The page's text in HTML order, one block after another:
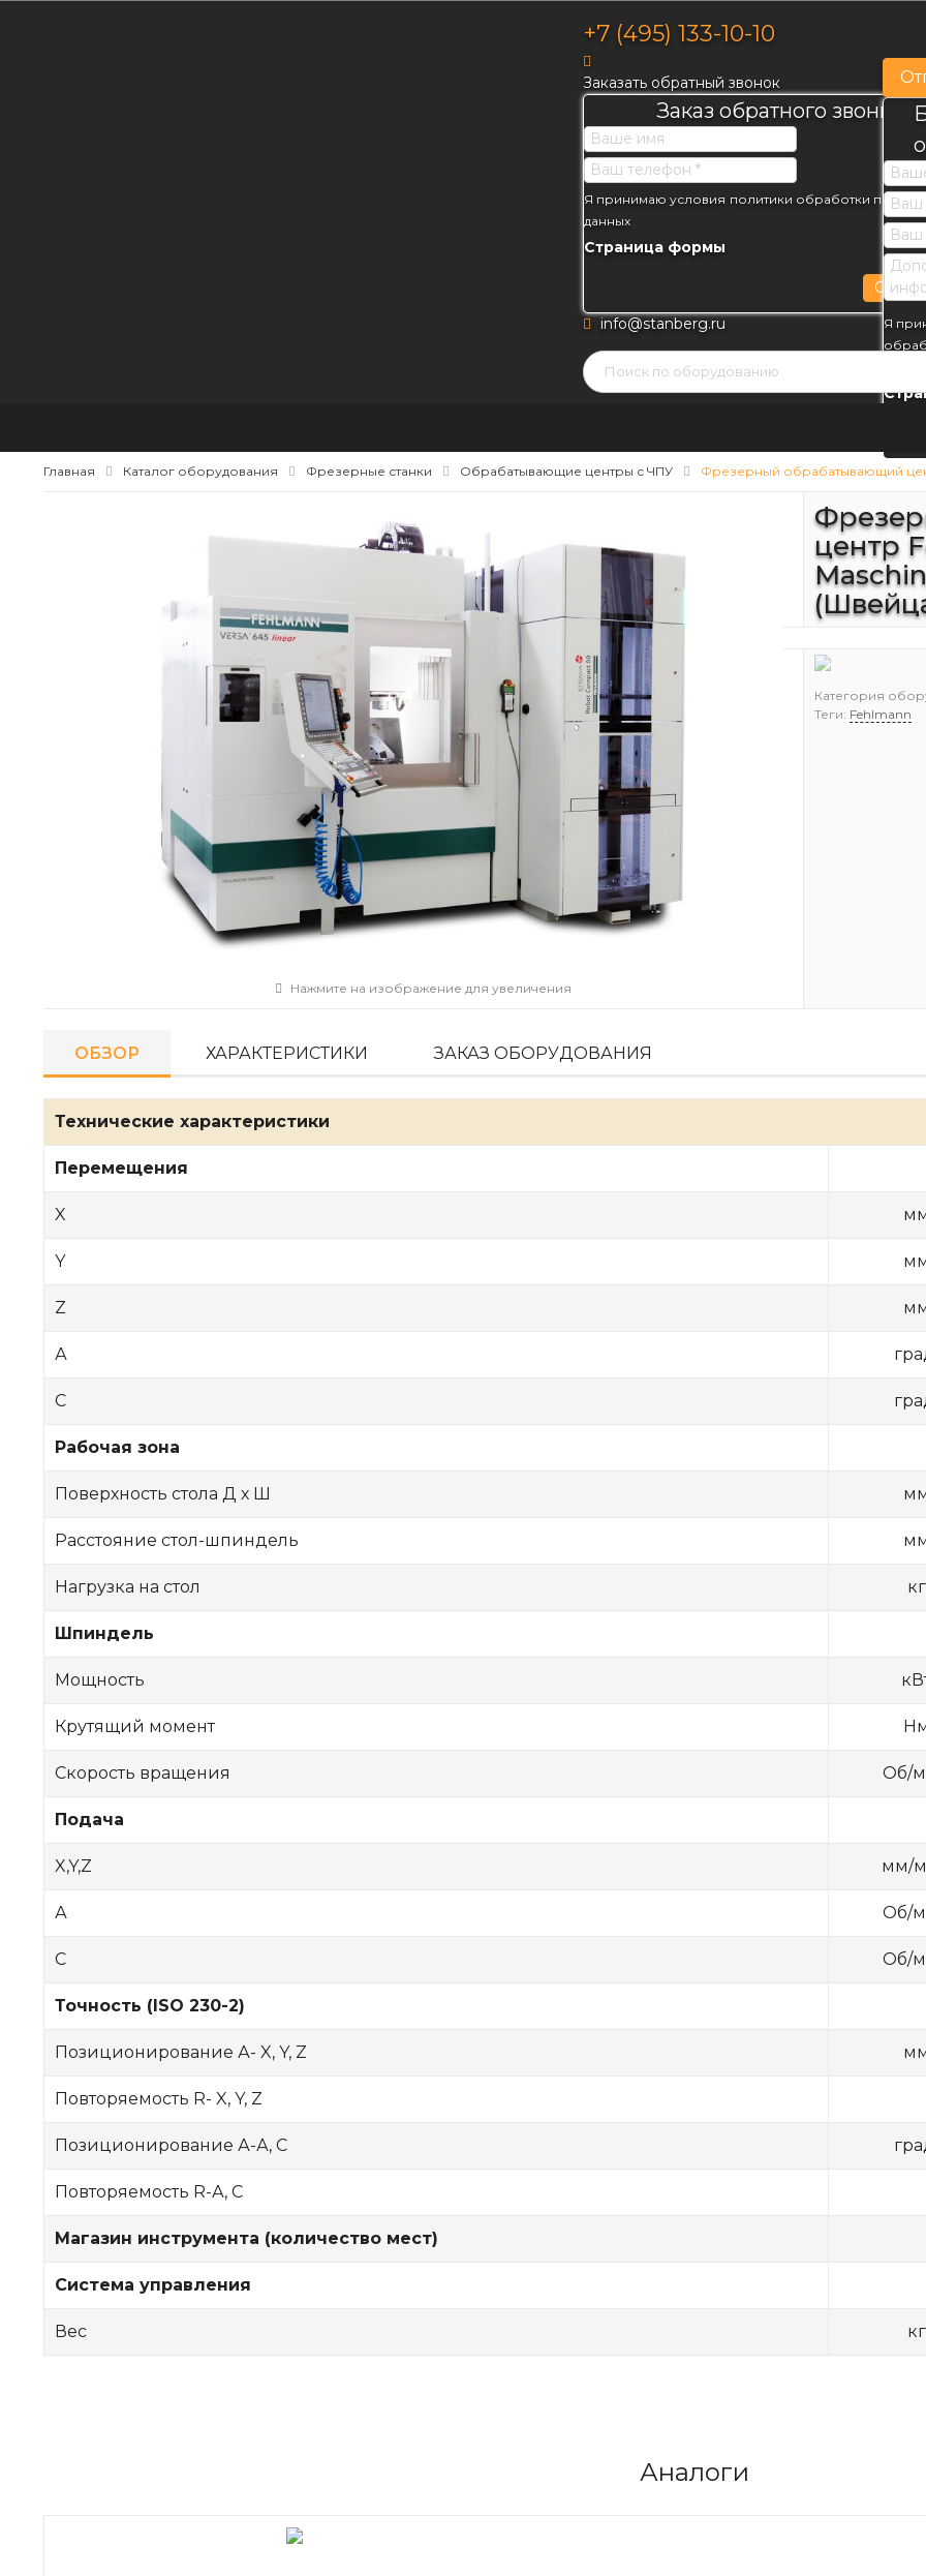
+7 (495) 133-10-10
Заказать обратный звонок
Заказ обратного звонка
Я принимаю условия политики обработки
данных
Страница формы
info@stanberg.ru
Я
Главная Каталог оборудования Фрезерные станки Обрабатывающие центры с ЧПУ Фрезерный обрабатывающий
Нажмите на изображение для увеличения
центр
Категория
Теги: Fehlmann
ОБЗОР ХАРАКТЕРИСТИКИ ЗАКАЗ ОБОРУДОВАНИЯ
Технические характеристики
Перемещения
X
Y
Z
А
С
Рабочая зона
Поверхность стола Д х Ш
Расстояние стол-шпиндель
Нагрузка на стол кг
Шпиндель
Мощность
Крутящий момент
Скорость вращения Об/
Подача
X,Y,Z мм/
А Об/
С Об/
Точность (ISO 230-2)
Позиционирование А- X, Y, Z
Повторяемость R- X, Y, Z
Позиционирование А-А, С
Повторяемость R-А, С
Магазин инструмента (количество мест)
Система управления
Вес кг
Аналоги